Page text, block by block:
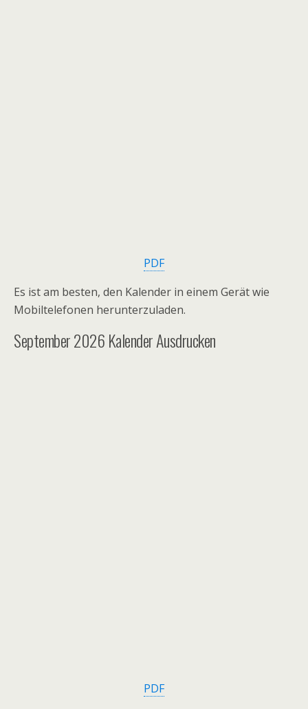
PDF
Es ist am besten, den Kalender in einem Gerät wie
Mobiltelefonen herunterzuladen.
September 2026 Kalender Ausdrucken
PDF